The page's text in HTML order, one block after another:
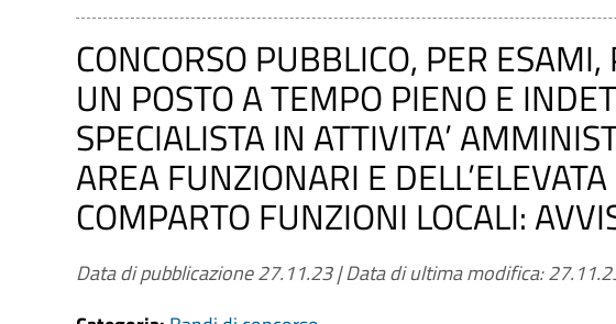
CONCORSO PUBBLICO, PER
UN POSTO A TEMPO PIENO E
SPECIALISTA IN ATTIVITA’
AREA FUNZIONARI E
COMPARTO FUNZIONI LOCALI:
Data di pubblicazione 27.11.23|Data di ultima modifica: